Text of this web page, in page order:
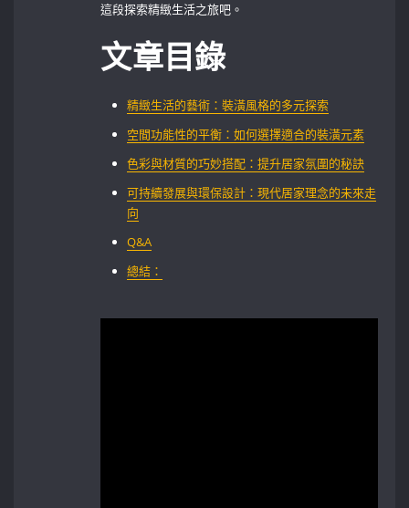
這段探索精緻生活之旅吧。
文章目錄
精緻生活的藝術：裝潢風格的多元探索‍
空間功能性的平衡：如何選擇適合的裝潢元素
色彩與材質的巧妙搭配：提升居家氛圍的秘訣
可持續發展與環保設計：現代居家理念的未來走
向
Q&A
總結：